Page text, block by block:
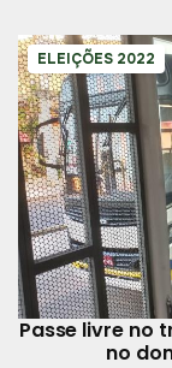
ELEIÇÕES 2022
Passe livre no
no